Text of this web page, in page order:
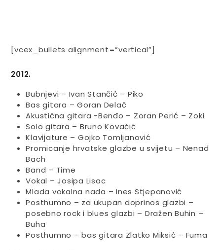
[vcex_bullets alignment=”vertical”]
2012.
Bubnjevi – Ivan Stančić – Piko
Bas gitara – Goran Delač
Akustična gitara -Benđo – Zoran Perić – Zoki
Solo gitara – Bruno Kovačić
Klavijature – Gojko Tomljanović
Promicanje hrvatske glazbe u svijetu – Nenad
Bach
Band – Time
Vokal – Josipa Lisac
Mlada vokalna nada – Ines Stjepanović
Posthumno – za ukupan doprinos glazbi –
posebno rock i blues glazbi – Dražen Buhin –
Buha
Posthumno – bas gitara Zlatko Miksić – Fuma